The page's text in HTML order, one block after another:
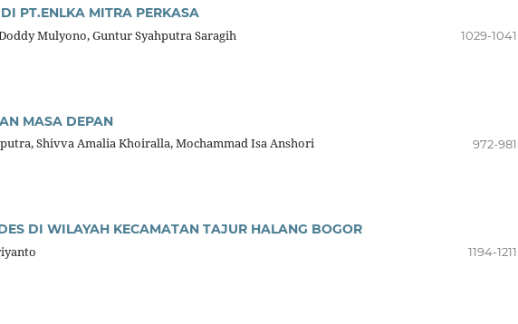
PT.ENLKA MITRA PERKASA
Mulyono, Guntur Syahputra Saragih
1029-1041
MASA DEPAN
Shivva Amalia Khoiralla, Mochammad Isa Anshori
972-981
DI WILAYAH KECAMATAN TAJUR HALANG BOGOR
1194-1211